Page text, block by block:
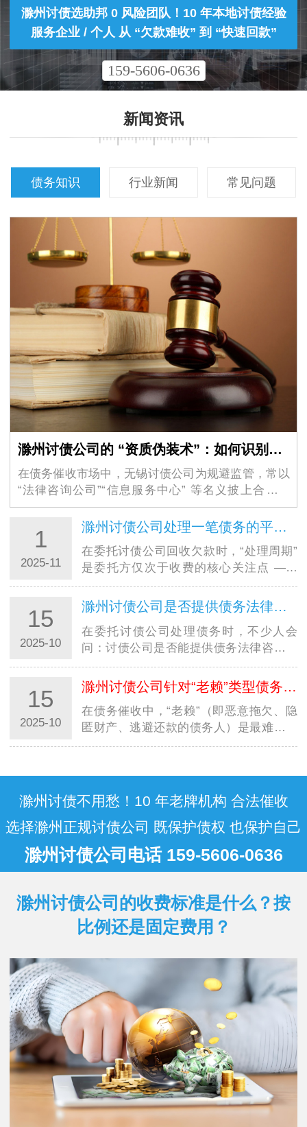
滁州讨债选助邦 0 风险团队！10 年本地讨债经验
服务企业 / 个人 从 “欠款难收” 到 “快速回款”
159-5606-0636
新闻资讯
债务知识 行业新闻 常见问题
滁州讨债公司的 “资质伪装术”：如何识别虚假的 “法律咨询” 外衣？
在债务催收市场中，无锡讨债公司为规避监管，常以
“法律咨询公司”“信息服务中心” 等名义披上合法外
衣，其隐蔽性极强的 “资质伪装术” 让不少债权人掉入
陷阱。这些机构看似持有工商营业执照，实则…
1
2025-11
滁州讨债公司处理一笔债务的平均周期大概是多久？
在委托讨债公司回收欠款时，“处理周期”
是委托方仅次于收费的核心关注点 ——
毕竟资金回笼速度直接影响个人周转或企
业运营。结合合肥讨债公司的实际服务数
据来看，债务处理并无统一周期，从 1 个
月…
15
2025-10
滁州讨债公司是否提供债务法律咨询服务？是否额外收费？
在委托讨债公司处理债务时，不少人会
问：讨债公司是否能提供债务法律咨询？
是否需要额外花钱？尤其在西安，面对不
同规模的西安讨债公司，明确其法律咨询
服务的 “范围” 与 “收费规则”，既能避免
误…
15
2025-10
滁州讨债公司针对“老赖”类型债务人，有特殊催收方案吗？
在债务催收中，“老赖”（即恶意拖欠、隐
匿财产、逃避还款的债务人）是最难处理
的群体，不少人好奇：讨债公司是否有针
及跨省 “老赖” 的多样规避手段，西安讨
债…
滁州讨债不用愁！10 年老牌机构 合法催收
选择滁州正规讨债公司 既保护债权 也保护自己
滁州讨债公司电话 159-5606-0636
滁州讨债公司的收费标准是什么？按
比例还是固定费用？